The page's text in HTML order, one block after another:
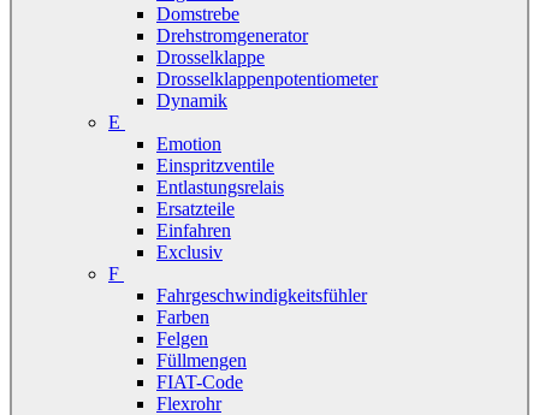
Domstrebe
Drehstromgenerator
Drosselklappe
Drosselklappenpotentiometer
Dynamik
E
Emotion
Einspritzventile
Entlastungsrelais
Ersatzteile
Einfahren
Exclusiv
F
Fahrgeschwindigkeitsfühler
Farben
Felgen
Füllmengen
FIAT-Code
Flexrohr